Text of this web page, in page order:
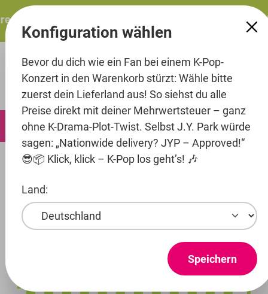
springen
ITZY – ITZY 3RD WORLD TOUR “TUNNEL
0
Merch Kissen
Artist
Bildergalerie überspringen
Konfiguration wählen
Bevor du dich wie ein Fan bei einem K-Pop-
Konzert in den Warenkorb stürzt: Wähle bitte
zuerst dein Lieferland aus! So siehst du alle
Preise direkt mit deiner Mehrwertsteuer – ganz
ohne K-Drama-Plot-Twist. Selbst J.Y. Park würde
sagen: „Nationwide delivery? JYP – Approved!“
😎📦 Klick, klick – K-Pop los geht’s! 🎶
Land:
Speichern